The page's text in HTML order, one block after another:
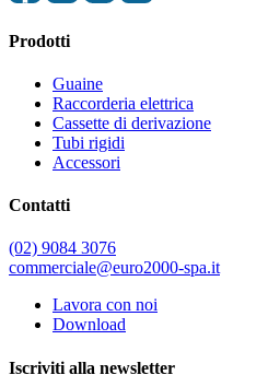
Prodotti
Guaine
Raccorderia elettrica
Cassette di derivazione
Tubi rigidi
Accessori
Contatti
(02) 9084 3076
commerciale@euro2000-spa.it
Lavora con noi
Download
Iscriviti alla newsletter